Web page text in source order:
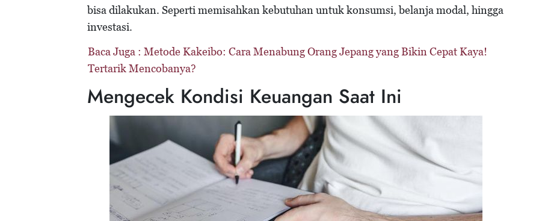
bisa dilakukan. Seperti memisahkan kebutuhan untuk konsumsi, belanja modal, hingga
investasi.
Baca Juga : Metode Kakeibo: Cara Menabung Orang Jepang yang Bikin Cepat Kaya!
Tertarik Mencobanya?
Mengecek Kondisi Keuangan Saat Ini